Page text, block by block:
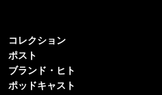
コレクション
ポスト
ブランド・ヒト
ポッドキャスト